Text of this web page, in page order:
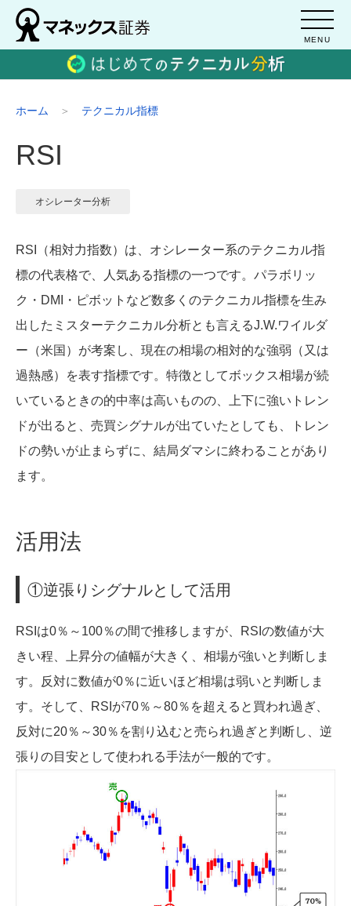
MENU
ホーム テクニカル指標
RSI
オシレーター分析
RSI（相対力指数）は、オシレーター系のテクニカル指
標の代表格で、人気ある指標の一つです。パラボリッ
ク・DMI・ピボットなど数多くのテクニカル指標を生み
出したミスターテクニカル分析とも言えるJ.W.ワイルダ
ー（米国）が考案し、現在の相場の相対的な強弱（又は
過熱感）を表す指標です。特徴としてボックス相場が続
いているときの的中率は高いものの、上下に強いトレン
ドが出ると、売買シグナルが出ていたとしても、トレン
ドの勢いが止まらずに、結局ダマシに終わることがあり
ます。
活用法
①逆張りシグナルとして活用
RSIは0％～100％の間で推移しますが、RSIの数値が大
きい程、上昇分の値幅が大きく、相場が強いと判断しま
す。反対に数値が0％に近いほど相場は弱いと判断しま
す。そして、RSIが70％～80％を超えると買われ過ぎ、
反対に20％～30％を割り込むと売られ過ぎと判断し、逆
張りの目安として使われる手法が一般的です。